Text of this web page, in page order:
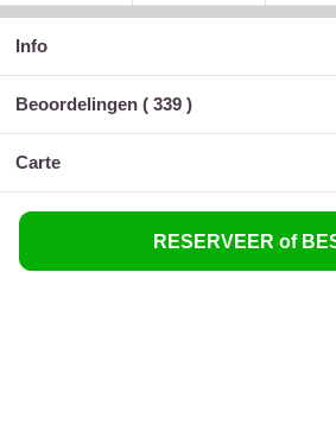
Info
Beoordelingen ( 339 )
carte
RESERVEER of